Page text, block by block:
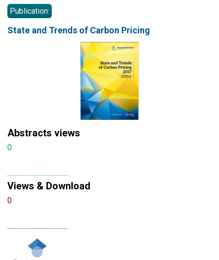
Publication:
State and Trends of Carbon Pricing
Abstracts views
0
Views & Download
0